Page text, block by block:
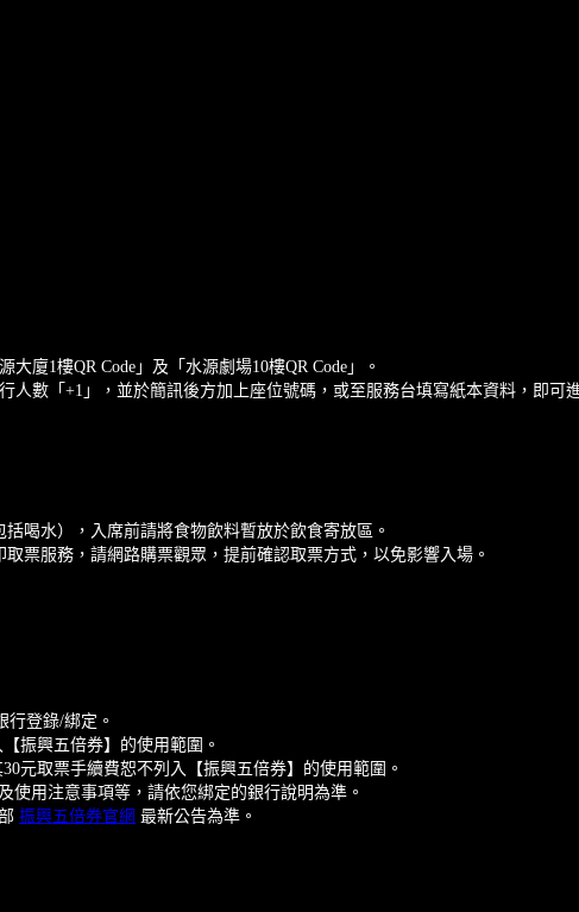
廈1樓QR Code」及「水源劇場10樓QR Code」。
數「+1」，並於簡訊後方加上座位號碼，或至服務台填寫紙本資料，即可
喝水），入席前請將食物飲料暫放於飲食寄放區。
票服務，請網路購票觀眾，提前確認取票方式，以免影響入場。
登錄/綁定。
振興五倍券】的使用範圍。
元取票手續費恕不列入【振興五倍券】的使用範圍。
使用注意事項等，請依您綁定的銀行說明為準。
振興五倍券官網 最新公告為準。